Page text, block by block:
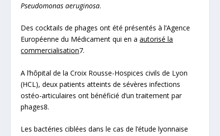
Pseudomonas aeruginosa.
Des cocktails de phages ont été présentés à l’Agence
Européenne du Médicament qui en aautorisé la
commercialisation7.
A l’hôpital de la Croix Rousse-Hospices civils de Lyon
(HCL), deux patients atteints de sévères infections
ostéo-articulaires ont bénéficié d’un traitement par
phages8.
Les bactéries ciblées dans le cas de l’étude lyonnaise